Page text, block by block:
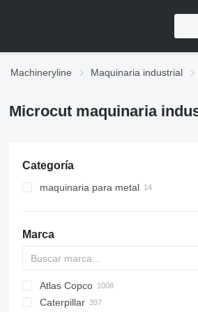
Machineryline Maquinaria industrial
Microcut maquinaria
Categoría
maquinaria para metal
tornos de metal
Marca
PDS
APD
AB
Ensis
Pega
VZ
AG3
Atlas Copco
DrillAir
QAS
PDP
E-series
B-series
BM
GFS
VT
Rover
533
Airpure
BySprint Fiber
CK
SR
Caterpillar